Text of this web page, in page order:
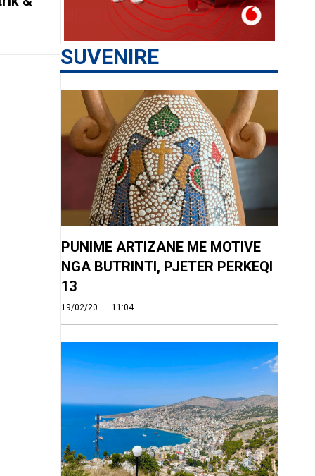
SUVENIRE
PUNIME ARTIZANE ME MOTIVE
NGA BUTRINTI, PJETER PERKEQI
13
19/02/20 11:04